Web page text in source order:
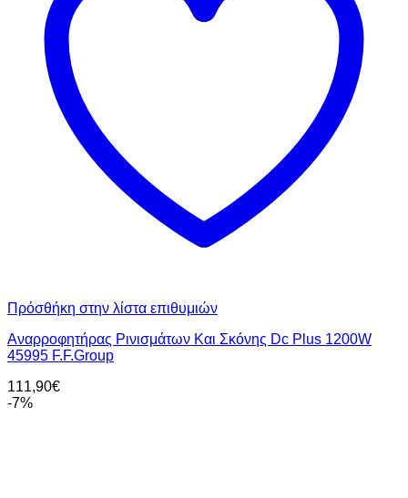
Πρόσθήκη στην λίστα επιθυμιών
Αναρροφητήρας Ρινισμάτων Και Σκόνης Dc Plus 1200W
45995 F.F.Group
111,90€
-7%